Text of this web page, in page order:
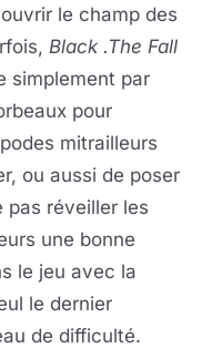
le champ des
Black .The Fall
simplement par
pour
mitrailleurs
ou aussi de poser
pas réveiller les
une bonne
le jeu avec la
le dernier
de difficulté.